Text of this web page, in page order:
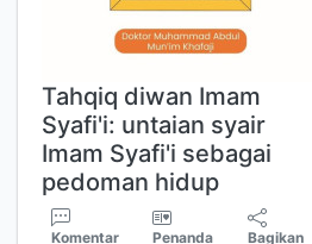
Tahqiq diwan Imam
Syafi'i: untaian syair
Imam Syafi'i sebagai
pedoman hidup
Komentar Penanda Bagikan